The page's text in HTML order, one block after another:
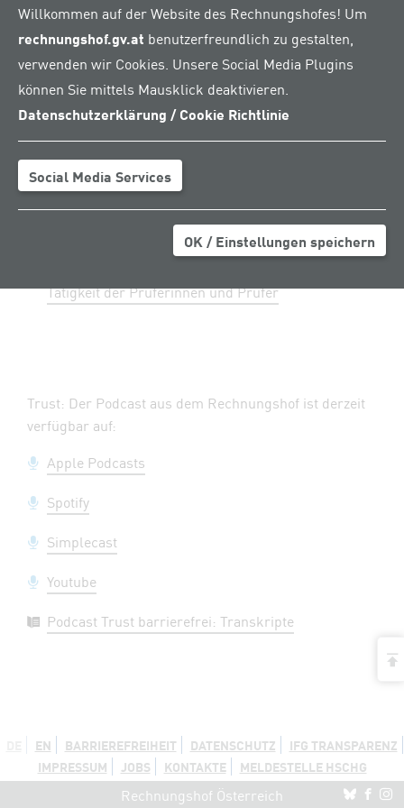
Willkommen auf der Website des Rechnungshofes! Um
rechnungshof.gv.at benutzerfreundlich zu gestalten,
verwenden wir Cookies. Unsere Social Media Plugins
können Sie mittels Mausklick deaktivieren.
Datenschutzerklärung / Cookie Richtlinie
Social Media Services
OK / Einstellungen speichern
In der neuesten Folge
unseres Podcasts
spricht Rechnungshof-
Präsidentin Margit
Kraker über die Tätigkeit
der Prüferinnen und
und wie wichtig ein
Tätigkeit der Prüferinnen und Prüfer
Trust: Der Podcast aus dem Rechnungshof ist derzeit
verfügbar auf:
Apple Podcasts
Spotify
Simplecast
Youtube
Podcast Trust barrierefrei: Transkripte
EN BARRIEREFREIHEIT DATENSCHUTZ
IFG TRANSPARENZ
IMPRESSUM
JOBS KONTAKTE MELDESTELLE HSCHG
Rechnungshof Österreich